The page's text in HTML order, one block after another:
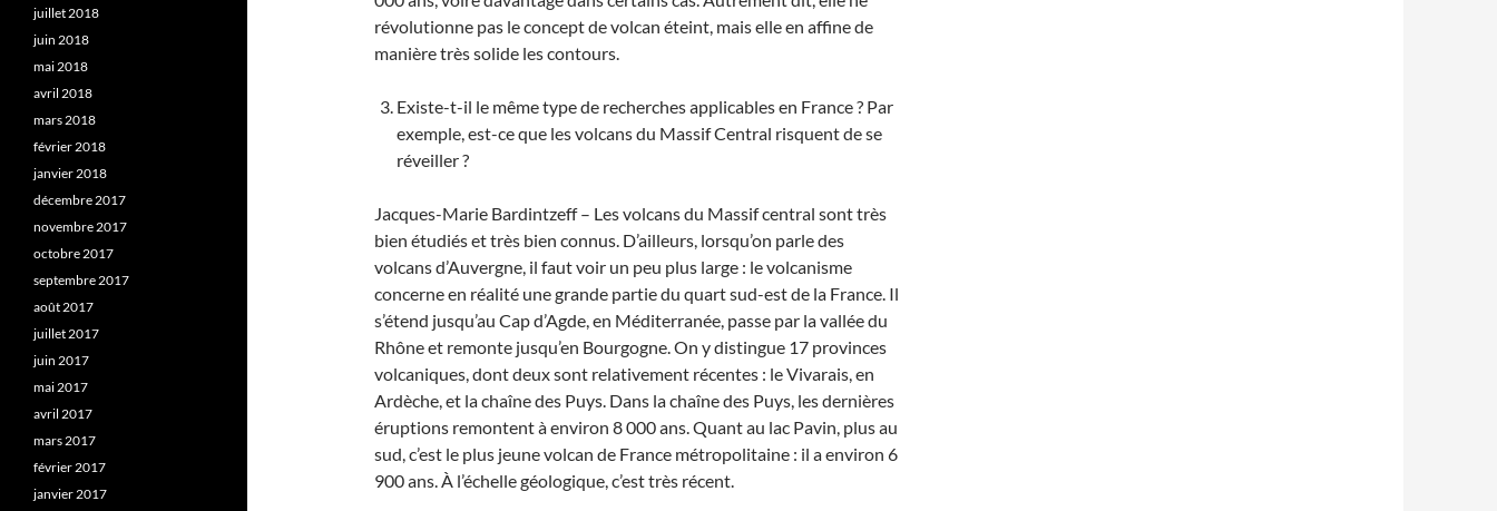
révolutionne pas le concept de volcan éteint, mais elle en affine de
manière très solide les contours.
Existe-t-il le même type de recherches applicables en France ? Par
exemple, est-ce que les volcans du Massif Central risquent de se
réveiller ?
Jacques-Marie Bardintzeff – Les volcans du Massif central sont très
bien étudiés et très bien connus. D’ailleurs, lorsqu’on parle des
volcans d’Auvergne, il faut voir un peu plus large : le volcanisme
concerne en réalité une grande partie du quart sud-est de la France. Il
s’étend jusqu’au Cap d’Agde, en Méditerranée, passe par la vallée du
Rhône et remonte jusqu’en Bourgogne. On y distingue 17 provinces
volcaniques, dont deux sont relativement récentes : le Vivarais, en
Ardèche, et la chaîne des Puys. Dans la chaîne des Puys, les dernières
éruptions remontent à environ 8 000 ans. Quant au lac Pavin, plus au
sud, c’est le plus jeune volcan de France métropolitaine : il a environ 6
900 ans. À l’échelle géologique, c’est très récent.
juillet 2018
juin 2018
mai 2018
avril 2018
mars 2018
février 2018
janvier 2018
décembre 2017
novembre 2017
octobre 2017
septembre 2017
août 2017
juillet 2017
juin 2017
mai 2017
avril 2017
mars 2017
février 2017
janvier 2017